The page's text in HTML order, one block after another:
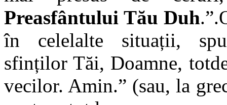
Preasfântului Tău Duh
în celelalte situații,
sfinților Tăi, Doamne,
vecilor. Amin.” (sau, la